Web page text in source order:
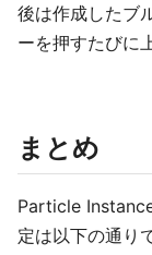
後は作成したブ
ーを押すたびに
まとめ
Particle
定は以下の通り